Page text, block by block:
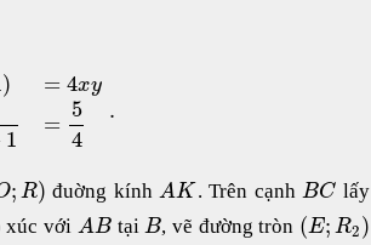
)
1
= 4xy
=
5
4
.
; R) đuờng kínhAK . Trên cạnhBC lấy
xúc với ABtạiB, vẽ đường tròn (E; R2)